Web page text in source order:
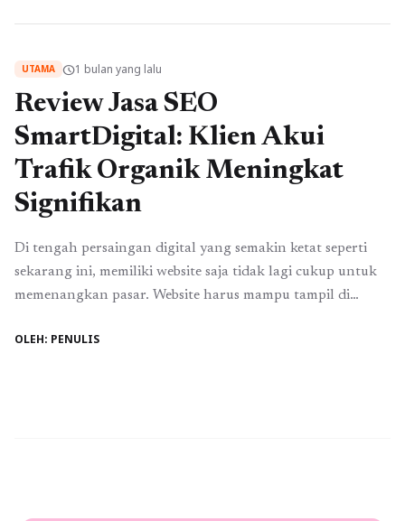
UTAMA schedule1 bulan yang lalu
Review Jasa SEO
SmartDigital: Klien Akui
Trafik Organik Meningkat
Signifikan
Di tengah persaingan digital yang semakin ketat seperti
sekarang ini, memiliki website saja tidak lagi cukup untuk
memenangkan pasar. Website harus mampu tampil di
ditemukan oleh calon pelanggan. Inilah mengapa strategi
OLEH: PENULIS